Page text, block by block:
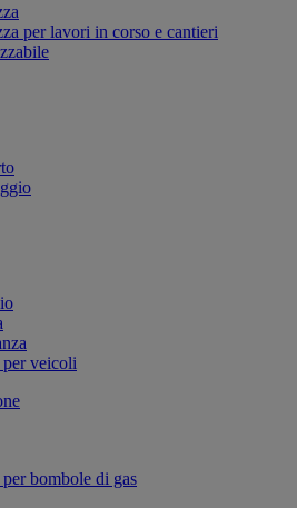
per lavori in corso e cantieri
per veicoli
bombole di gas